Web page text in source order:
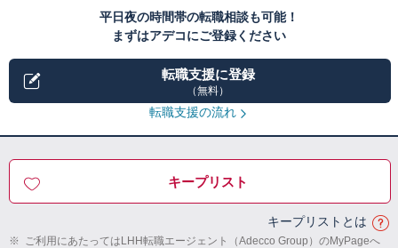
平日夜の時間帯の転職相談も可能！
まずはアデコにご登録ください
転職支援に登録
（無料）
転職支援の流れ
キープリスト
キープリストとは
※ ご利用にあたってはLHH転職エージェント（Adecco Group）のMyPageへ